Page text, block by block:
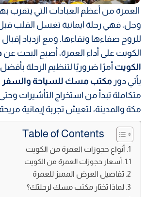
العمرة من أعظم العبادات التي يتقرب
وجل، فهي رحلة ايمانية تغسل القلب
للروح صفاءها ونقاءها. ومع ازدياد
الكويت على أداء العمرة، أصبح البحث عن
الكويت أمرًا ضروريًا لتنظيم الرحلة
يأتي دور مكتب مسك للسياحة والسفر
متكاملة تبدأ من استخراج التأشيرات
مكة والمدينة، لتعيش تجربة إيمانية
Table of Contents
أنواع حجوزات العمرة من الكويت
أسعار حجوزات العمرة من الكويت
تفاصيل العرض المميز للعمرة
لماذا تختار مكتب مسك لرحلتك؟